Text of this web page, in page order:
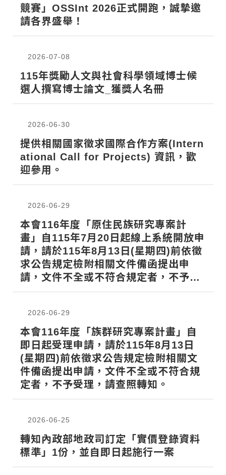
競賽」OSSInt 2026正式開跑，誠摯邀
請各界盛舉！
2026-07-08
115年獎勵人文與社會科學領域博士候
選人撰寫博士論文_獲獎人名冊
2026-06-30
提供相關國家徵求國際合作方案(Intern
ational Call for Projects) 資訊，歡
迎參用。
2026-06-29
本會116年度「原住民族研究專案計
畫」自115年7月20日起線上系統開放申
請，請於115年8月13日(星期四)前依徵
求公告規定檢附相關文件備函提出申
請，文件不全或不符合規定者，不予受
2026-06-29
本會116年度「族群研究專案計畫」自
即日起受理申請，請於115年8月13日
(星期四)前依徵求公告規定檢附相關文
件備函提出申請，文件不全或不符合規
定者，不予受理，請查照轉知。
2026-06-25
轉知內政部地政司訂定「實價登錄資料
標準」1份，並自即日起施行一案